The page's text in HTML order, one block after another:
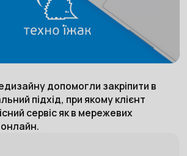
допомогли закріпити в
підхід, при якому клієнт
сервіс як в мережевих
онлайн.